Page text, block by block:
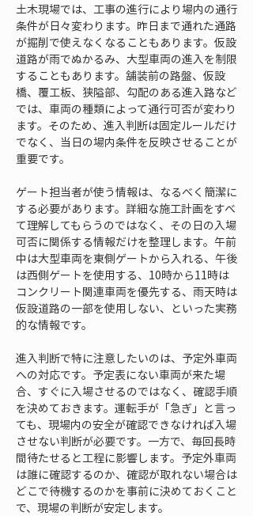
土木現場では、工事の進行により場内の通行
条件が日々変わります。昨日まで通れた通路
が掘削で使えなくなることもあります。仮設
道路が雨でぬかるみ、大型車両の進入を制限
することもあります。舗装前の路盤、仮設
橋、覆工板、狭隘部、勾配のある進入路など
では、車両の種類によって通行可否が変わり
ます。そのため、進入判断は固定ルールだけ
でなく、当日の場内条件を反映させることが
重要です。
ゲート担当者が使う情報は、なるべく簡潔に
する必要があります。詳細な施工計画をすべ
て理解してもらうのではなく、その日の入場
可否に関係する情報だけを整理します。午前
中は大型車両を東側ゲートから入れる、午後
は西側ゲートを使用する、10時から11時は
コンクリート関連車両を優先する、雨天時は
仮設道路の一部を使用しない、といった実務
的な情報です。
進入判断で特に注意したいのは、予定外車両
への対応です。予定表にない車両が来た場
合、すぐに入場させるのではなく、確認手順
を決めておきます。運転手が「急ぎ」と言っ
ても、現場内の安全が確認できなければ入場
させない判断が必要です。一方で、毎回長時
間待たせると工程に影響します。予定外車両
は誰に確認するのか、確認が取れない場合は
どこで待機するのかを事前に決めておくこと
で、現場の判断が安定します。